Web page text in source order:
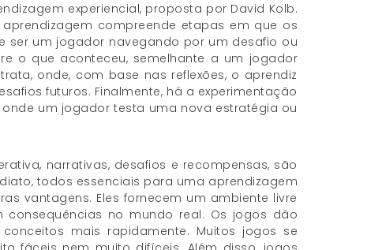
experiencial, proposta por David Kolb.
compreende etapas em que os
ser um jogador navegando por um desafio ou
o que aconteceu, semelhante a um jogador
onde, com base nas reflexões, o aprendiz
futuros. Finalmente, há a experimentação
um jogador testa uma nova estratégia ou
narrativas, desafios e recompensas, são
todos essenciais para uma aprendizagem
vantagens. Eles fornecem um ambiente livre
no mundo real. Os jogos dão
mais rapidamente. Muitos jogos se